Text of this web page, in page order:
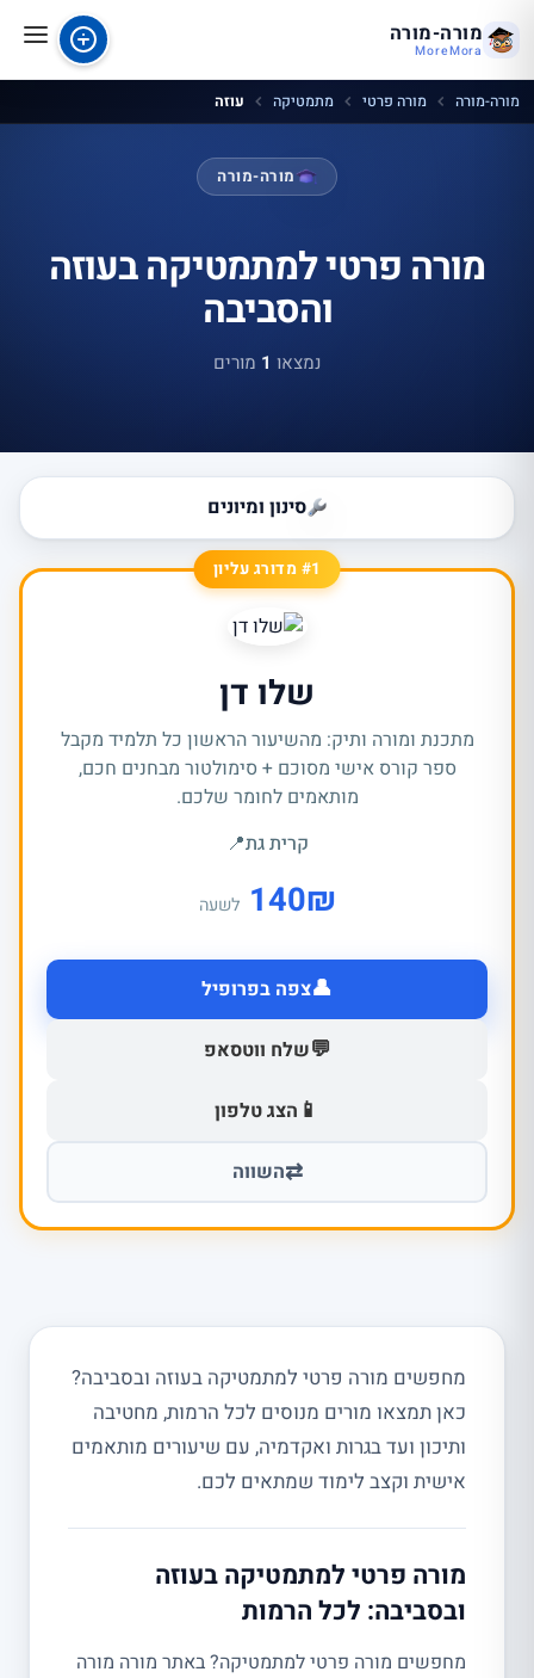
מורה-מורה
MoreMora
מורה-מורה מורה פרטי מתמטיקה עוזה
מורה-מורה
מורה פרטי למתמטיקה בעוזה
והסביבה
נמצאו 1 מורים
סינון ומיונים
#1 מדורג עליון
שלו דן
מתכנת ומורה ותיק: מהשיעור הראשון כל תלמיד מקבל
ספר קורס אישי מסוכם + סימולטור מבחנים חכם,
מותאמים לחומר שלכם.
קרית גת📍
₪
140 לשעה
👤צפה בפרופיל
💬שלח ווטסאפ
📱 הצג טלפון
⇄השווה
מחפשים מורה פרטי למתמטיקה בעוזה ובסביבה?
כאן תמצאו מורים מנוסים לכל הרמות, מחטיבה
ותיכון ועד בגרות ואקדמיה, עם שיעורים מותאמים
אישית וקצב לימוד שמתאים לכם.
מורה פרטי למתמטיקה בעוזה
ובסביבה: לכל הרמות
מחפשים מורה פרטי למתמטיקה? באתר מורה מורה